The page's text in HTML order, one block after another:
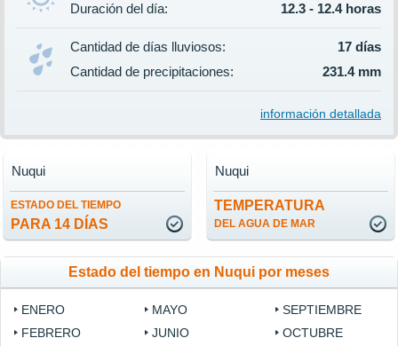
Duración del día:
12.3 - 12.4 horas
Cantidad de días lluviosos:
17 días
Cantidad de precipitaciones:
231.4 mm
información detallada
ESTADO DEL TIEMPO
PARA 14 DÍAS
Nuqui
TEMPERATURA
DEL AGUA DE MAR
Nuqui
Estado del tiempo en Nuqui por meses
ENERO
FEBRERO
MAYO
JUNIO
SEPTIEMBRE
OCTUBRE